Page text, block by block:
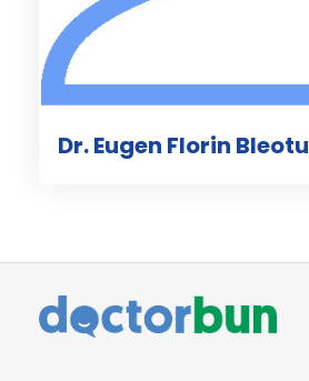
Dr. Eugen Florin Bleotu